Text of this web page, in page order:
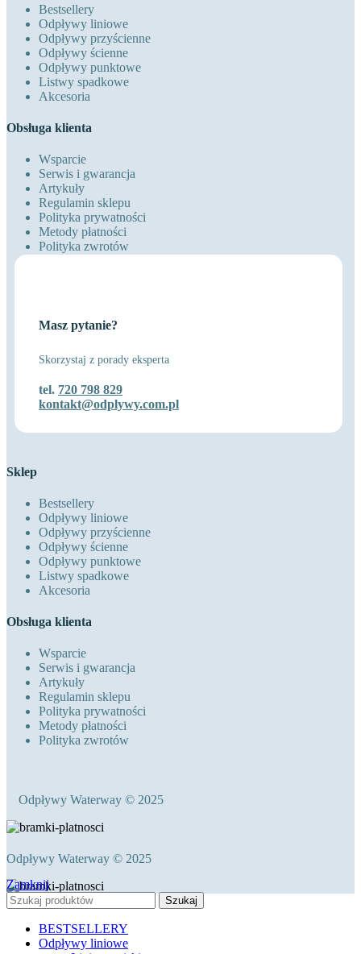
Bestsellery
Odpływy liniowe
Odpływy przyścienne
Odpływy ścienne
Odpływy punktowe
Listwy spadkowe
Akcesoria
Obsługa klienta
Wsparcie
Serwis i gwarancja
Artykuły
Regulamin sklepu
Polityka prywatności
Metody płatności
Polityka zwrotów
Masz pytanie?
Skorzystaj z porady eksperta
tel. 720 798 829
kontakt@odplywy.com.pl
Sklep
Bestsellery
Odpływy liniowe
Odpływy przyścienne
Odpływy ścienne
Odpływy punktowe
Listwy spadkowe
Akcesoria
Obsługa klienta
Wsparcie
Serwis i gwarancja
Artykuły
Regulamin sklepu
Polityka prywatności
Metody płatności
Polityka zwrotów
Odpływy Waterway © 2025
Odpływy Waterway © 2025
Zamknij
Szukaj
BESTSELLERY
Odpływy liniowe